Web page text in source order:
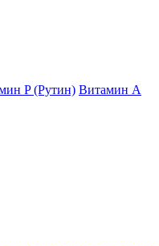
P (Рутин) Витамин А